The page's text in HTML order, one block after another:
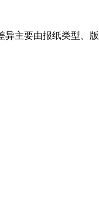
主要由报纸类型